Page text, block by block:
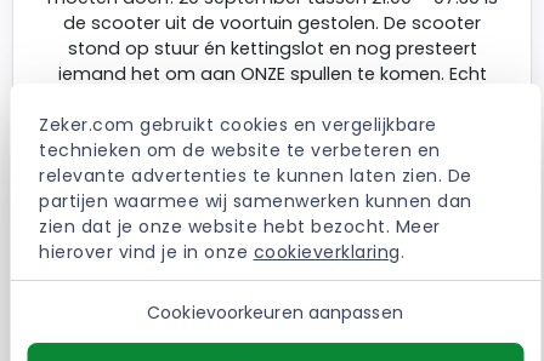
Zeker.com gebruikt cookies en vergelijkbare
technieken om de website te verbeteren en
relevante advertenties te kunnen laten zien. De
partijen waarmee wij samenwerken kunnen dan
zien dat je onze website hebt bezocht. Meer
hierover vind je in onze cookieverklaring.
Cookievoorkeuren aanpassen
de scooter uit de voortuin gestolen. De scooter
stond op stuur én kettingslot en nog presteert
iemand het om aan ONZE spullen te komen. Echt
en de verzekering op de hoogte stellen, er is gelijk een
hoop te regelen. ‘Gelukkig’ denk ik dan nog, 'ik ben WA
met Volledig casco verzekerd', dus het regelen van
vervangend vervoer zal maar tijdelijk zijn. De melding
bij de verzekering wordt vervolgens opgepakt door
REAAL, er wordt medegedeeld dat er GEEN dekking
plaats zal vinden. Dit aangezien er in de algemene
voorwaarde van wel 17 bladzijden op de laatste
bladzijde vermeld wordt dat er een stallingsclausule